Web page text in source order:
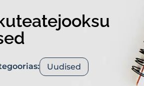
Uudised